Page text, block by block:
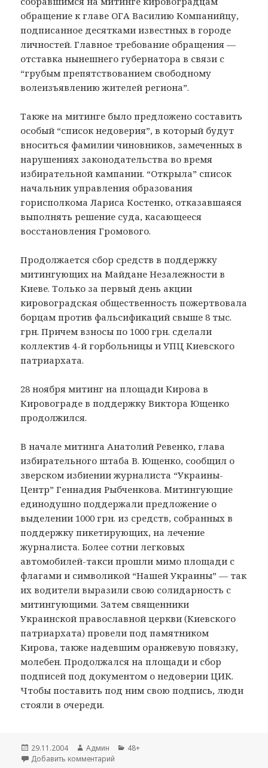
обращение к главе ОГА Василию Компанийцу,
подписанное десятками известных в городе
личностей. Главное требование обращения —
отставка нынешнего губернатора в связи с
“грубым препятствованием свободному
волеизъявлению жителей региона”.
Также на митинге было предложено составить
особый “список недоверия”, в который будут
вноситься фамилии чиновников, замеченных в
нарушениях законодательства во время
избирательной кампании. “Открыла” список
начальник управления образования
горисполкома Лариса Костенко, отказавшаяся
выполнять решение суда, касающееся
восстановления Громового.
Продолжается сбор средств в поддержку
митингующих на Майдане Незалежности в
Киеве. Только за первый день акции
кировоградская общественность пожертвовала
борцам против фальсификаций свыше 8 тыс.
грн. Причем взносы по 1000 грн. сделали
коллектив 4-й горбольницы и УПЦ Киевского
патриархата.
28 ноября митинг на площади Кирова в
Кировограде в поддержку Виктора Ющенко
продолжился.
В начале митинга Анатолий Ревенко, глава
избирательного штаба В. Ющенко, сообщил о
зверском избиении журналиста “Украины-
Центр” Геннадия Рыбченкова. Митингующие
единодушно поддержали предложение о
выделении 1000 грн. из средств, собранных в
поддержку пикетирующих, на лечение
журналиста. Более сотни легковых
автомобилей-такси прошли мимо площади с
флагами и символикой “Нашей Украины” — так
их водители выразили свою солидарность с
митингующими. Затем священники
Украинской православной церкви (Киевского
патриархата) провели под памятником
Кирова, также надевшим оранжевую повязку,
молебен. Продолжался на площади и сбор
подписей под документом о недоверии ЦИК.
Чтобы поставить под ним свою подпись, люди
стояли в очереди.
Опубликовано
29.11.2004 Автор
Админ Рубрики
48+
Добавить комментарий